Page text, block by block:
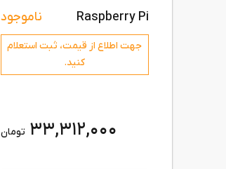
Raspberry Pi ناموجود
جهت اطلاع از قیمت،‌ ثبت استعلام
کنید.
33,312,000 تومان